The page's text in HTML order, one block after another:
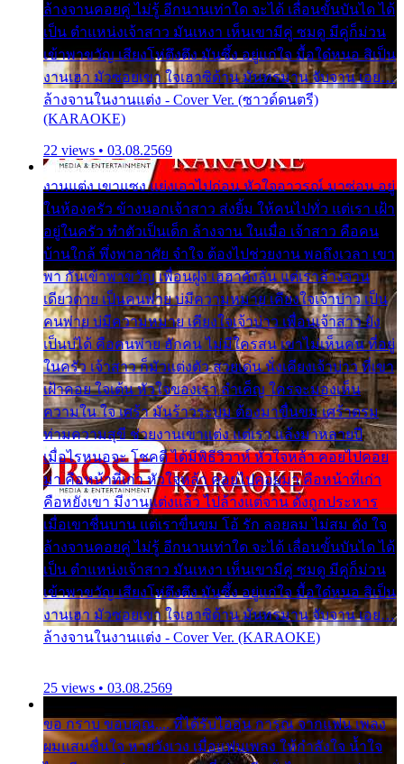
ล้างจานคอยคู่ ไม่รู้ อีกนานเท่าใด จะได้ เลื่อนขั้นบันได ได้
เป็น ตำแหน่งเจ้าสาว มันเหงา เห็นเขามีคู่ ซมดู มีคู่ก็ม่วน
เข้าพาขวัญ เสียงโห่ตึงตึง มันซึ้ง อยู่แก่ใจ มื้อใด๋หนอ สิเป็น
งานเฮา มัวซอยเขา ใจเฮาซิด้าน มันทรมาน จับจาน เอย…
ล้างจานในงานแต่ง - Cover Ver. (ซาวด์ดนตรี)
(KARAOKE)
22 views • 03.08.2569
งานแต่ง เขาแซง แย่งเอาไปก่อน หัวใจอาวรณ์ มาซ่อน อยู่
ในห้องครัว ข้างนอกเจ้าสาว ส่งยิ้ม ให้คนไปทั่ว แต่เรา เฝ้า
อยู่ในครัว ทำตัวเป็นเด็ก ล้างจาน ในเมื่อ เจ้าสาว คือคน
บ้านใกล้ พึ่งพาอาศัย จำใจ ต้องไปช่วยงาน พอถึงเวลา เขา
พา กันเข้าพาขวัญ เพื่อนฝูง เฮฮาดังลั่น แต่เราล้างจาน
เดียวดาย เป็นคนพ่าย บ่มีความหมาย เคียงใจเจ้าบ่าว เป็น
คนพ่าย บ่มีความหมาย เคียงใจเจ้าบ่าว เพื่อนเจ้าสาว ยัง
เป็นบ่ได้ คือคนพ่าย ฮักคน ไม่มีใครสน เขาไม่เห็นคน ที่อยู่
ในครัว เจ้าสาว ก็มัวแต่งตัว สวยเด่น นั่งเคียงเจ้าบ่าว ที่เขา
เฝ้าคอย ใจเต้น หัวใจของเรา ลำเค็ญ ใครจะมองเห็น
ความใน ใจ เศร้า มันร้าวระบม ต้องมาขื่นขม เศร้าตรม
ท่ามความสุขี ช่วยงานเขาแต่ง แต่เรา แล้งมาหลายปี
เมื่อไรหนอจะ โชคดี ได้มีพิธีวิวาห์ หัวใจหล้า คอยไปคอย
มา คือหน้าที่เก่า หัวใจหล้า คอยไปคอยมา คือหน้าที่เก่า
คือหยังเขา มีงานแต่งแล้ว ไปล้างแต่จาน ดั่งถูกประหาร
เมื่อเขาชื่นบาน แต่เราขื่นขม โอ้ รัก ลอยลม ไม่สม ดัง ใจ
ล้างจานคอยคู่ ไม่รู้ อีกนานเท่าใด จะได้ เลื่อนขั้นบันได ได้
เป็น ตำแหน่งเจ้าสาว มันเหงา เห็นเขามีคู่ ซมดู มีคู่ก็ม่วน
เข้าพาขวัญ เสียงโห่ตึงตึง มันซึ้ง อยู่แก่ใจ มื้อใด๋หนอ สิเป็น
งานเฮา มัวซอยเขา ใจเฮาซิด้าน มันทรมาน จับจาน เอย…
ล้างจานในงานแต่ง - Cover Ver. (KARAOKE)
25 views • 03.08.2569
ขอ กราบ ขอบคุณ.... ที่ได้รับไออุ่น การุณ จากแฟน เพลง
ผมแสนชื่นใจ หายวังเวง เมื่อแฟนเพลง ให้กำลังใจ น้ำใจ